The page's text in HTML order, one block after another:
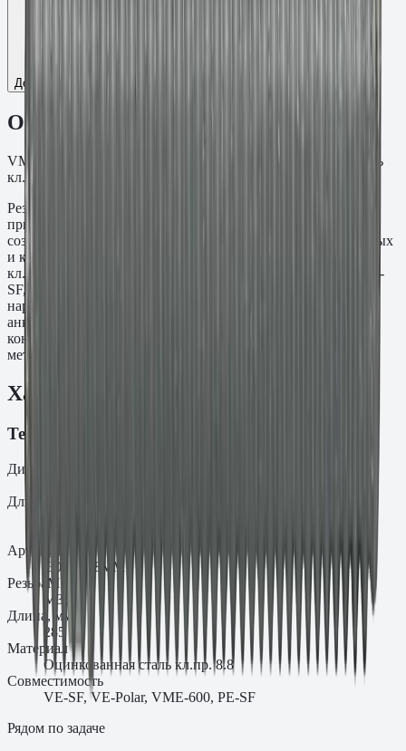
Добавить к сравнению
Описание
VM-A Шпилька резьба M30, L=285 мм. Оцинкованная сталь
кл.пр. 8.8.
Резьбовая шпилька VM-A M30×285 мм предназначена для
применения с химическими анкерными составами при
создании резьбовых точек крепления в бетонных, кирпичных
и каменных основаниях. Материал: Оцинкованная сталь
кл.пр. 8.8. Устанавливается совместно с составами Fasty VE-
SF, VE-Polar, VME-600 и PE-SF. При необходимости
нарезается по месту под нужную длину. Используется для
анкеровки закладных деталей, стоек, ограждений и
конструктивных узлов там, где требуется стандартный
метрический шаг резьбы без заводской головки.
Характеристики
Технические характеристики
Диаметр
Длина
Артикул
.30.28588VM
Резьба M
M30
Длина, мм
285
Материал
Оцинкованная сталь кл.пр. 8.8
Совместимость
VE-SF, VE-Polar, VME-600, PE-SF
Рядом по задаче